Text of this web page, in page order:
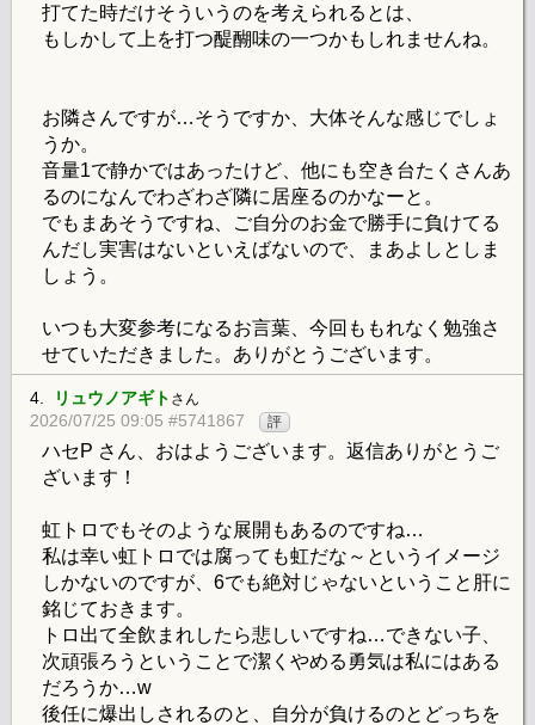
打てた時だけそういうのを考えられるとは、
もしかして上を打つ醍醐味の一つかもしれませんね。
お隣さんですが…そうですか、大体そんな感じでしょ
うか。
音量1で静かではあったけど、他にも空き台たくさんあ
るのになんでわざわざ隣に居座るのかなーと。
でもまあそうですね、ご自分のお金で勝手に負けてる
んだし実害はないといえばないので、まあよしとしま
しょう。
いつも大変参考になるお言葉、今回ももれなく勉強さ
せていただきました。ありがとうございます。
4. リュウノアギト さん
2026/07/25 09:05 #5741867 評
ハセP さん、おはようございます。返信ありがとうご
ざいます！
虹トロでもそのような展開もあるのですね…
私は幸い虹トロでは腐っても虹だな～というイメージ
しかないのですが、6でも絶対じゃないということ肝に
銘じておきます。
トロ出て全飲まれしたら悲しいですね…できない子、
次頑張ろうということで潔くやめる勇気は私にはある
だろうか…w
後任に爆出しされるのと、自分が負けるのとどっちを